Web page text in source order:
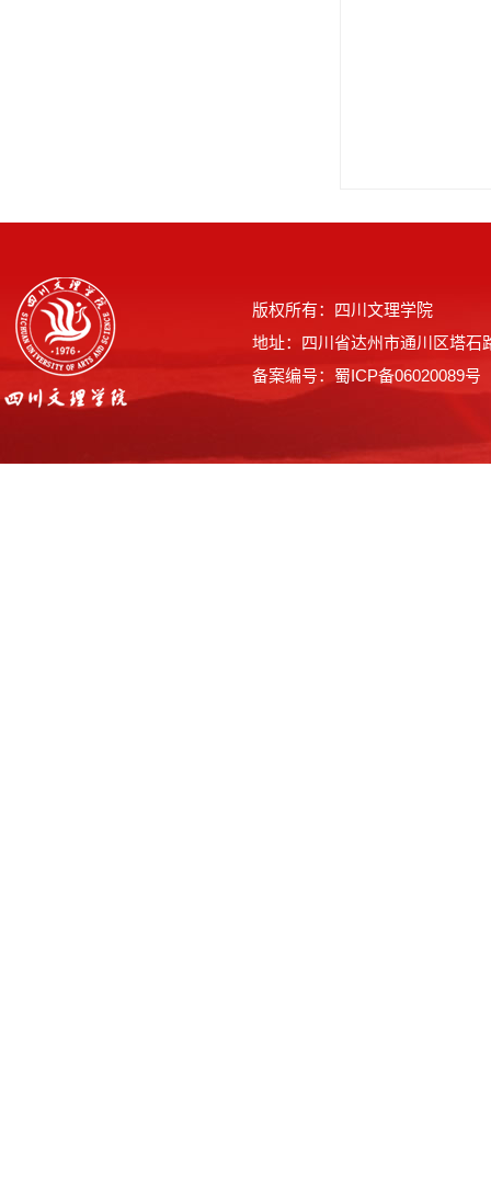
版权所有：四川文理学院
地址：四川省达州市通川区塔石
备案编号：蜀ICP备06020089号